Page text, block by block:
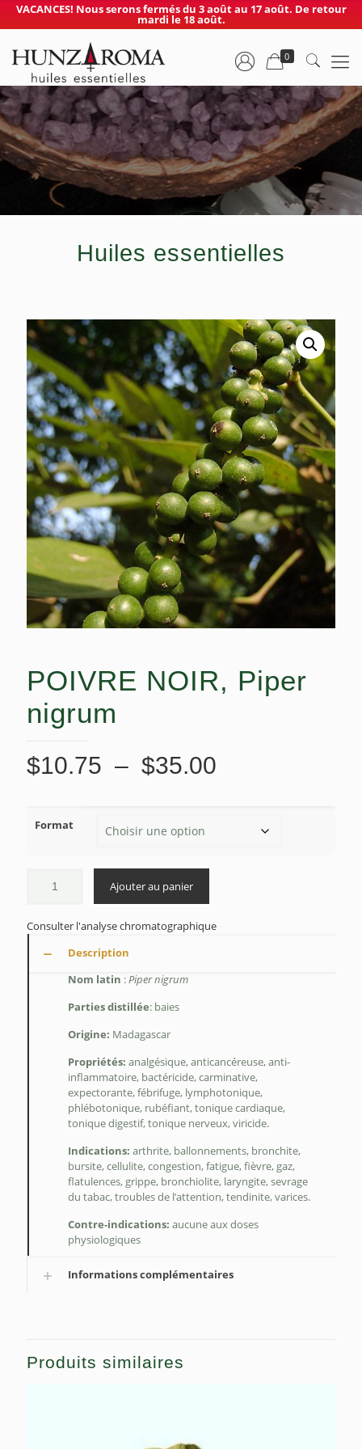
VACANCES! Nous serons fermés du 3 août au 17 août. De retour
mardi le 18 août.
0
Huiles essentielles
POIVRE NOIR, Piper
nigrum
$10.75 – $35.00
$10.75
Format
Ajouter au panier
Consulter l'analyse chromatographique
Description
Nom latin :Piper nigrum
Parties distillée: baies
Origine: Madagascar
Propriétés: analgésique, anticancéreuse, anti-
inflammatoire, bactéricide, carminative,
expectorante, fébrifuge, lymphotonique,
phlébotonique, rubéfiant, tonique cardiaque,
tonique digestif, tonique nerveux, viricide.
Indications: arthrite, ballonnements, bronchite,
bursite, cellulite, congestion, fatigue, fièvre, gaz,
flatulences, grippe, bronchiolite, laryngite, sevrage
du tabac, troubles de l’attention, tendinite, varices.
Contre-indications: aucune aux doses
physiologiques
Informations complémentaires
Produits similaires